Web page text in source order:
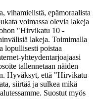
vihamielistä, epämoraalista
voimassa olevia lakeja
"Hirvikatu 10 -
lakeja. Toimimalla
lopullisesti poistaa
yhteydentarjoajaasi
tallennetaan näiden
Hyväksyt, että "Hirvikatu
siirtää ja sulkea mikä
Suostut myös